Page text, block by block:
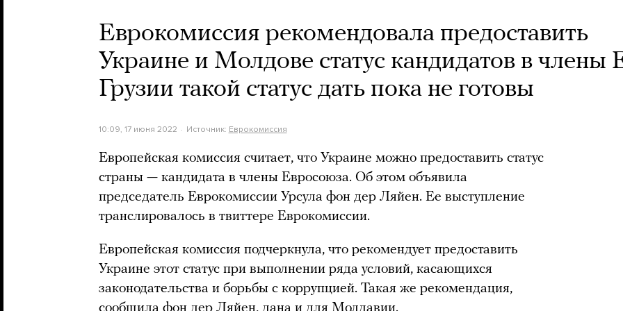
Еврокомиссия рекомендовала предоставить
Украине и Молдове статус кандидатов в члены
Грузии такой статус дать пока не готовы
10:09, 17 июня 2022 Источник: Еврокомиссия
Европейская комиссия считает, что Украине можно предоставить статус
страны — кандидата в члены Евросоюза. Об этом объявила
председатель Еврокомиссии Урсула фон дер Ляйен. Ее выступление
транслировалось в твиттере Еврокомиссии.
Европейская комиссия подчеркнула, что рекомендует предоставить
Украине этот статус при выполнении ряда условий, касающихся
законодательства и борьбы с коррупцией. Такая же рекомендация,
сообщила фон дер Ляйен, дана и для Молдавии.